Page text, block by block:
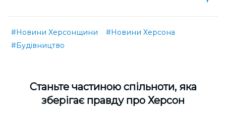
#Новини Херсонщини
#Новини Херсона
#Будівництво
Cтаньте частиною спільноти, яка
зберігає правду про Херсон